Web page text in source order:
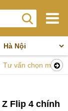
Tư vấn chọn mua
Flip 4 chính